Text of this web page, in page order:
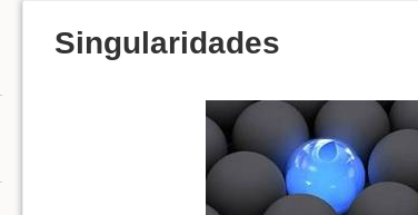
Singularidades